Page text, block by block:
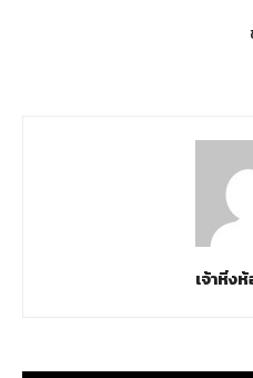
เจ้าหิ่ง